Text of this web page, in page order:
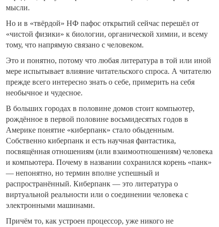
мысли.
Но и в «твёрдой» НФ пафос открытий сейчас перешёл от
«чистой физики» к биологии, органической химии, и всему
тому, что напрямую связано с человеком.
Это и понятно, потому что любая литература в той или иной
мере испытывает влияние читательского спроса. А читателю
прежде всего интересно знать о себе, примерить на себя
необычное и чудесное.
В больших городах в половине домов стоит компьютер,
рождённое в первой половине восьмидесятых годов в
Америке понятие «киберпанк» стало обыденным.
Собственно киберпанк и есть научная фантастика,
посвящённая отношениям (или взаимоотношениям) человека
и компьютера. Почему в названии сохранился корень «панк»
— непонятно, но термин вполне успешный и
распространённый. Киберпанк — это литература о
виртуальной реальности или о соединении человека с
электронными машинами.
Причём то, как устроен процессор, уже никого не